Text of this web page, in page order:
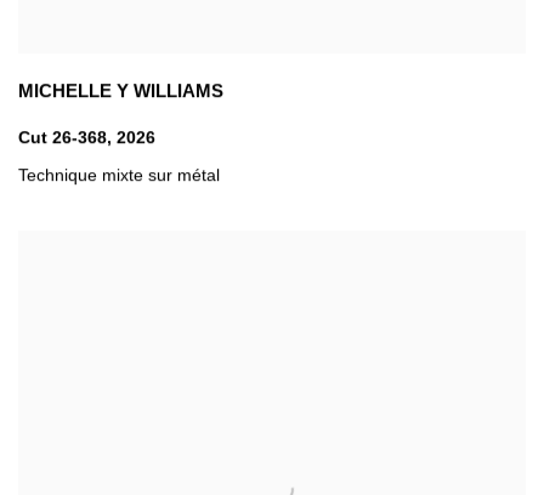
MICHELLE Y WILLIAMS
Cut 26-368, 2026
Technique mixte sur métal